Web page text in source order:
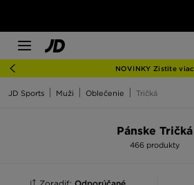
NOVINKY Zistite viac
JD Sports Muži Oblečenie Tričká
Pánske Tričká
466 produkty